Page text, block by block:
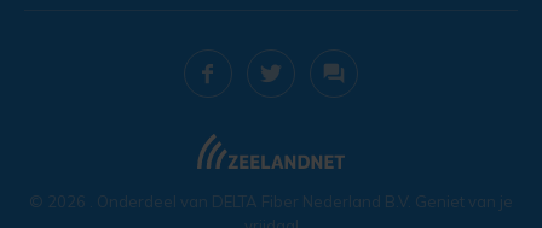
© 2026 . Onderdeel van DELTA Fiber Nederland B.V. Geniet van je